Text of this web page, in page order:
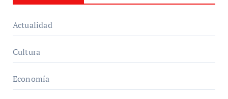
Actualidad
Cultura
Economía